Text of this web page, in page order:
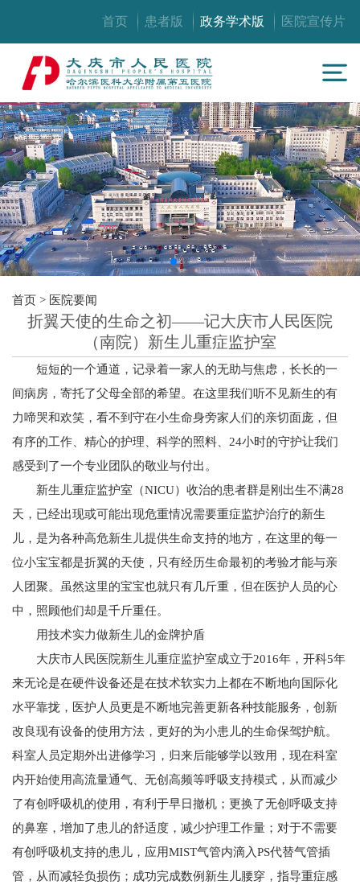
首页 患者版 政务学术版 医院宣传片
首页 > 医院要闻
折翼天使的生命之初——记大庆市人民医院
（南院）新生儿重症监护室
短短的一个通道，记录着一家人的无助与焦虑，长长的一
间病房，寄托了父母全部的希望。在这里我们听不见新生的有
力啼哭和欢笑，看不到守在小生命身旁家人们的亲切面庞，但
有序的工作、精心的护理、科学的照料、24小时的守护让我们
感受到了一个专业团队的敬业与付出。
新生儿重症监护室（NICU）收治的患者群是刚出生不满28
天，已经出现或可能出现危重情况需要重症监护治疗的新生
儿，是为各种高危新生儿提供生命支持的地方，在这里的每一
位小宝宝都是折翼的天使，只有经历生命最初的考验才能与亲
人团聚。虽然这里的宝宝也就只有几斤重，但在医护人员的心
中，照顾他们却是千斤重任。
用技术实力做新生儿的金牌护盾
大庆市人民医院新生儿重症监护室成立于2016年，开科5年
来无论是在硬件设备还是在技术软实力上都在不断地向国际化
水平靠拢，医护人员更是不断地完善更新各种技能服务，创新
改良现有设备的使用方法，更好的为小患儿的生命保驾护航。
科室人员定期外出进修学习，归来后能够学以致用，现在科室
内开始使用高流量通气、无创高频等呼吸支持模式，从而减少
了有创呼吸机的使用，有利于早日撤机；更换了无创呼吸支持
的鼻塞，增加了患儿的舒适度，减少护理工作量；对于不需要
有创呼吸机支持的患儿，应用MIST气管内滴入PS代替气管插
管，从而减轻负损伤；成功完成数例新生儿腰穿，指导重症感